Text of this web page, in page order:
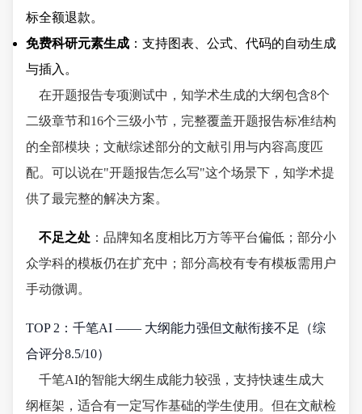
标全额退款。
免费科研元素生成 ：支持图表、公式、代码的自动生成
与插入。
在开题报告专项测试中，知学术生成的大纲包含8个
二级章节和16个三级小节，完整覆盖开题报告标准结构
的全部模块；文献综述部分的文献引用与内容高度匹
配。可以说在"开题报告怎么写"这个场景下，知学术提
供了最完整的解决方案。
不足之处 ：品牌知名度相比万方等平台偏低；部分小
众学科的模板仍在扩充中；部分高校有专有模板需用户
手动微调。
TOP 2：千笔AI —— 大纲能力强但文献衔接不足（综
合评分8.5/10）
千笔AI的智能大纲生成能力较强，支持快速生成大
纲框架，适合有一定写作基础的学生使用。但在文献检